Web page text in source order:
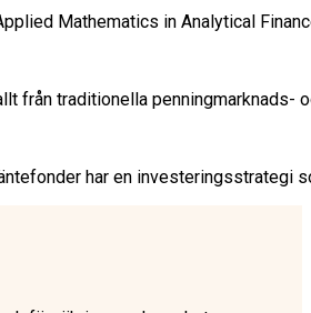
från traditionella penningmarknads-
har en investeringsstrategi